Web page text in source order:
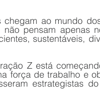
chegam ao mundo
pensam apenas
sustentáveis,
Z está
força de trabalho e
estrategistas